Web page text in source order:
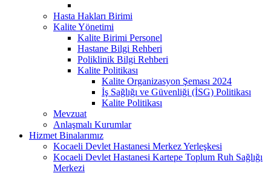
Hasta Hakları Birimi
Kalite Yönetimi
Kalite Birimi Personel
Hastane Bilgi Rehberi
Poliklinik Bilgi Rehberi
Kalite Politikası
Kalite Organizasyon Şeması 2024
İş Sağlığı ve Güvenliği (İSG) Politikası
Kalite Politikası
Mevzuat
Anlaşmalı Kurumlar
Hizmet Binalarımız
Kocaeli Devlet Hastanesi Merkez Yerleşkesi
Kocaeli Devlet Hastanesi Kartepe Toplum Ruh Sağlığı
Merkezi